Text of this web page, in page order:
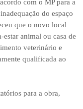
com o MP para a
do espaço
que o novo local
estar animal ou casa de
veterinário e
qualificada ao
para a obra,